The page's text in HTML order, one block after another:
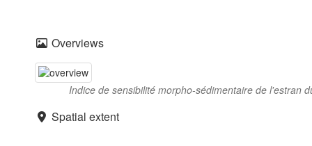
Overviews
Indice de sensibilité morpho-sédimentaire de l'estran
Spatial extent